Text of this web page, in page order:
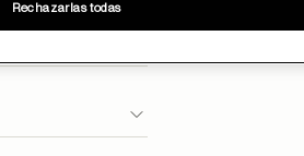
Rechazarlas todas